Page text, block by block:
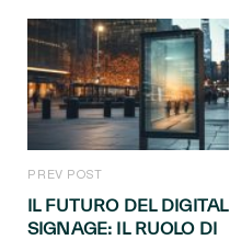
PREV POST
IL FUTURO DEL DIGITAL
SIGNAGE: IL RUOLO DI